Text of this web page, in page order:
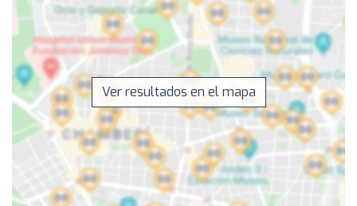
Ver resultados en el mapa